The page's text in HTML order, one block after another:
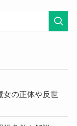
女の正体や反世